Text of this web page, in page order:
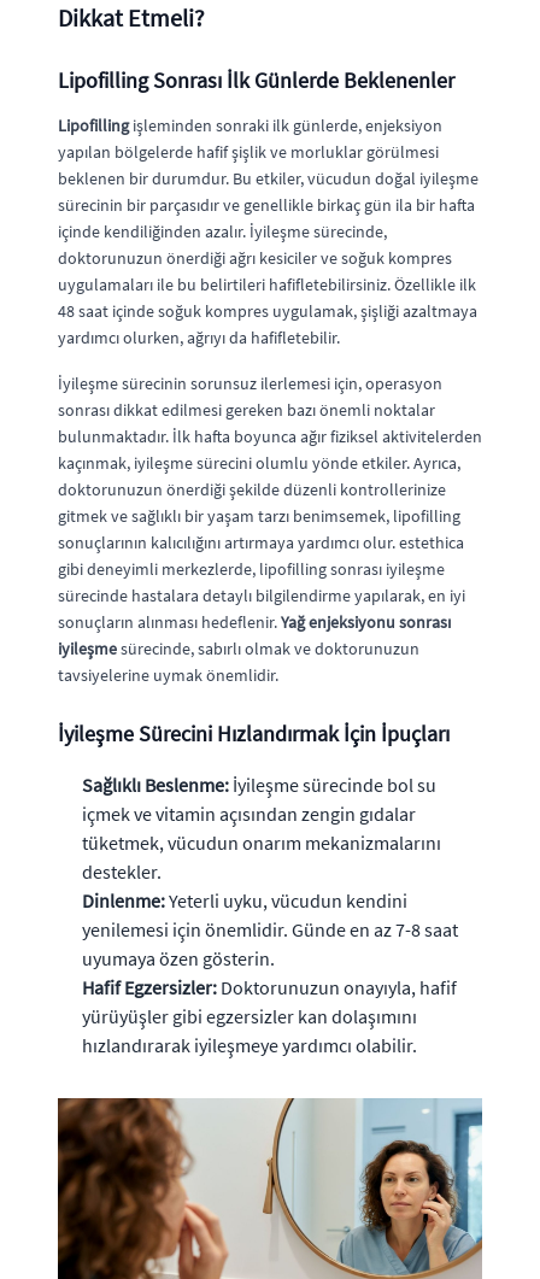
Dikkat Etmeli?
Lipofilling Sonrası İlk Günlerde Beklenenler
Lipofillingişleminden sonraki ilk günlerde, enjeksiyon
yapılan bölgelerde hafif şişlik ve morluklar görülmesi
beklenen bir durumdur. Bu etkiler, vücudun doğal iyileşme
sürecinin bir parçasıdır ve genellikle birkaç gün ila bir hafta
içinde kendiliğinden azalır. İyileşme sürecinde,
doktorunuzun önerdiği ağrı kesiciler ve soğuk kompres
uygulamaları ile bu belirtileri hafifletebilirsiniz. Özellikle ilk
48 saat içinde soğuk kompres uygulamak, şişliği azaltmaya
yardımcı olurken, ağrıyı da hafifletebilir.
İyileşme sürecinin sorunsuz ilerlemesi için, operasyon
sonrası dikkat edilmesi gereken bazı önemli noktalar
bulunmaktadır. İlk hafta boyunca ağır fiziksel aktivitelerden
kaçınmak, iyileşme sürecini olumlu yönde etkiler. Ayrıca,
doktorunuzun önerdiği şekilde düzenli kontrollerinize
gitmek ve sağlıklı bir yaşam tarzı benimsemek, lipofilling
sonuçlarının kalıcılığını artırmaya yardımcı olur. estethica
gibi deneyimli merkezlerde, lipofilling sonrası iyileşme
sürecinde hastalara detaylı bilgilendirme yapılarak, en iyi
sonuçların alınması hedeflenir.Yağ enjeksiyonu sonrası
iyileşmesürecinde, sabırlı olmak ve doktorunuzun
tavsiyelerine uymak önemlidir.
İyileşme Sürecini Hızlandırmak İçin İpuçları
Sağlıklı Beslenme: İyileşme sürecinde bol su
içmek ve vitamin açısından zengin gıdalar
tüketmek, vücudun onarım mekanizmalarını
destekler.
Dinlenme:Yeterli uyku, vücudun kendini
yenilemesi için önemlidir. Günde en az 7-8 saat
uyumaya özen gösterin.
Hafif Egzersizler: Doktorunuzun onayıyla, hafif
yürüyüşler gibi egzersizler kan dolaşımını
hızlandırarak iyileşmeye yardımcı olabilir.